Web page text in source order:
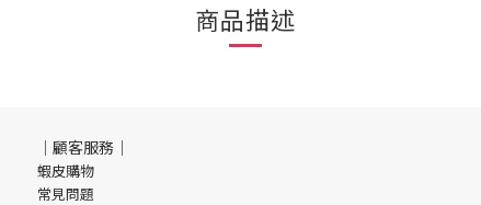
商品描述
｜顧客服務｜
蝦皮購物
常見問題